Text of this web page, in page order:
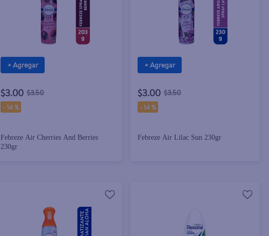
+ Agregar
$3.00 $3.50
-14 %
Febreze Air Cherries And Berries
230gr
+ Agregar
$3.00 $3.50
-14 %
Febreze Air Lilac Sun 230gr